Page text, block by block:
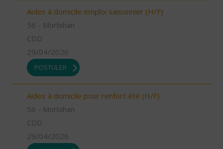
Aides à domicile emploi saisonnier (H/F)
56 - Morbihan
CDD
29/04/2026
POSTULER
Aides à domicile pour renfort été (H/F)
56 - Morbihan
CDD
29/04/2026